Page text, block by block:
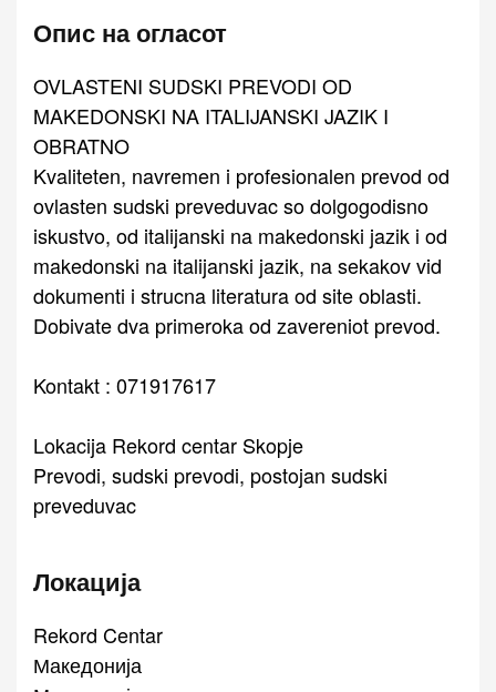
Опис на огласот
OVLASTENI SUDSKI PREVODI OD
MAKEDONSKI NA ITALIJANSKI JAZIK I
OBRATNO
Kvaliteten, navremen i profesionalen prevod od
ovlasten sudski preveduvac so dolgogodisno
iskustvo, od italijanski na makedonski jazik i od
makedonski na italijanski jazik, na sekakov vid
dokumenti i strucna literatura od site oblasti.
Dobivate dva primeroka od zavereniot prevod.
Kontakt : 071917617
Lokacija Rekord centar Skopje
Prevodi, sudski prevodi, postojan sudski
preveduvac
Локација
Rekord Centar
Македонија